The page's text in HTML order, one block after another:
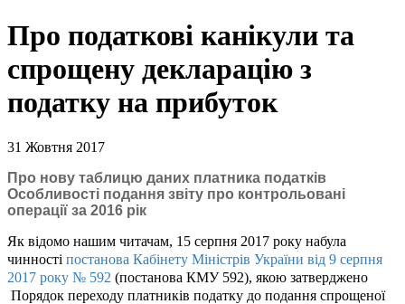
Про податкові канікули та
спрощену декларацію з
податку на прибуток
31 Жовтня 2017
Про нову таблицю даних платника податків
Особливості подання звіту про контрольовані
операції за 2016 рік
Як відомо нашим читачам, 15 серпня 2017 року набула
чинності постанова Кабінету Міністрів України від 9 серпня
2017 року № 592 (постанова КМУ 592), якою затверджено
Порядок переходу платників податку до подання спрощеної